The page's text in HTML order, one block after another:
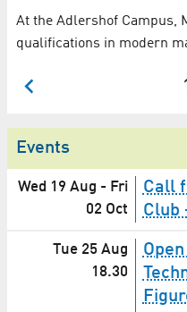
At the Adlershof Campus,
qualifications in modern
Events
Wed 19 Aug - Fri
02 Oct
Call
Club
Tue 25 Aug
18.30